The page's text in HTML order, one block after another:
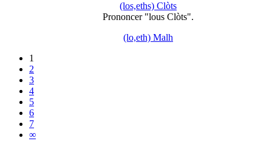
(los,eths) Clòts
Prononcer "lous Clòts".
(lo,eth) Malh
1
2
3
4
5
6
7
∞